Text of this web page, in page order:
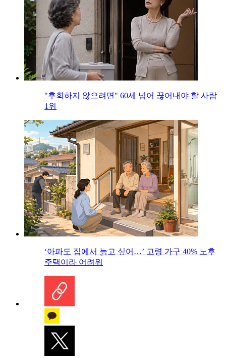
"후회하지 않으려면" 60세 넘어 끊어내야 할 사람
1위
‘아파도 집에서 늙고 싶어…’ 고령 가구 40% 노후
주택이라 어려워